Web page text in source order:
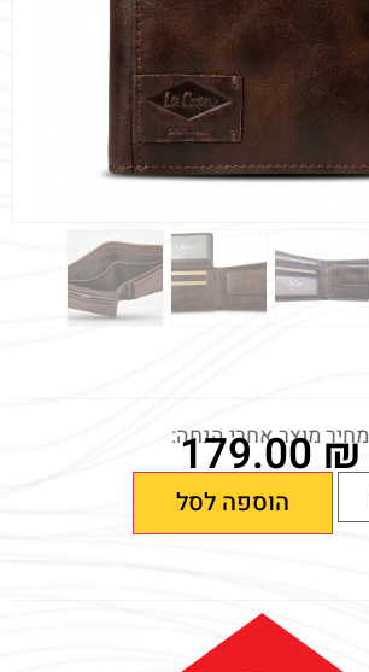
מחיר מוצר אחרי הנחה:
179.00₪
הוספה לסל